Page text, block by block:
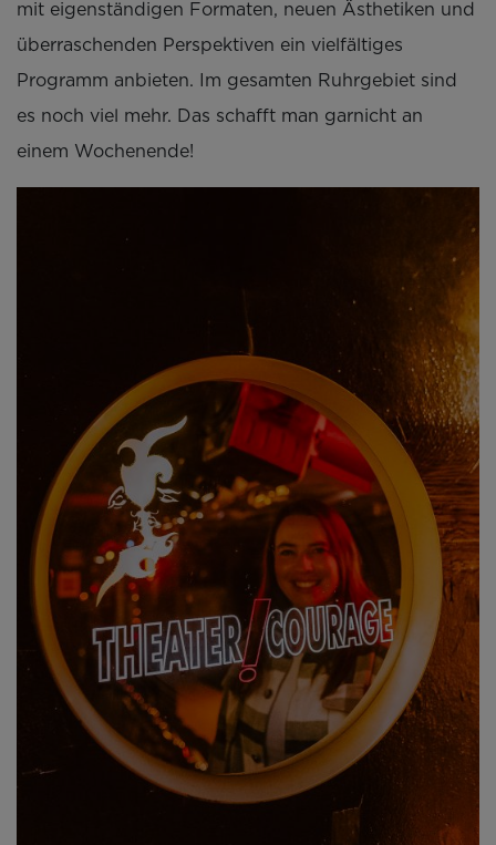
mit eigenständigen Formaten, neuen Ästhetiken und
überraschenden Perspektiven ein vielfältiges
Programm anbieten. Im gesamten Ruhrgebiet sind
es noch viel mehr. Das schafft man garnicht an
einem Wochenende!